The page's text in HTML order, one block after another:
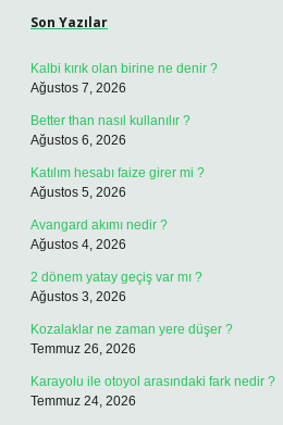
Son Yazılar
Kalbi kırık olan birine ne denir ?
Ağustos 7, 2026
Better than nasıl kullanılır ?
Ağustos 6, 2026
Katılım hesabı faize girer mi ?
Ağustos 5, 2026
Avangard akımı nedir ?
Ağustos 4, 2026
2 dönem yatay geçiş var mı ?
Ağustos 3, 2026
Kozalaklar ne zaman yere düşer ?
Temmuz 26, 2026
Karayolu ile otoyol arasındaki fark nedir ?
Temmuz 24, 2026